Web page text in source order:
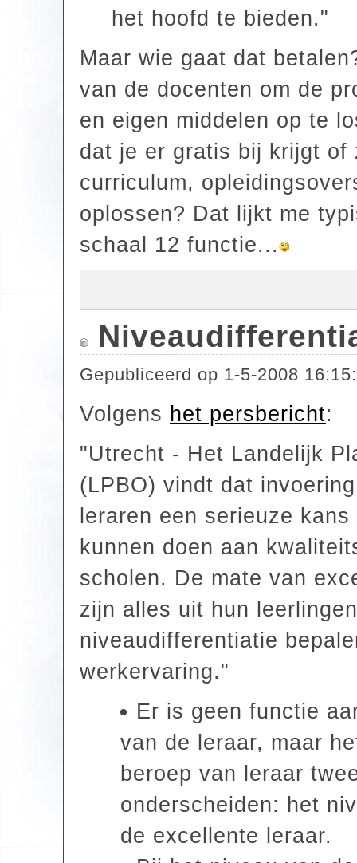
het hoofd te bieden."
Maar wie gaat dat
van de docenten om de
en eigen middelen op te
dat je er gratis bij krijgt of
curriculum,
oplossen? Dat lijkt me
schaal 12 functie...
Gepubliceerd op 1-5-2008
Volgens het persbericht:
"Utrecht - Het Landelijk
(LPBO) vindt dat
leraren een serieuze
kunnen doen aan
scholen. De mate van
zijn alles uit hun
niveaudifferentiatie
werkervaring."
Er is geen functie
van de leraar, maar
beroep van leraar
onderscheiden: het
de excellente leraar.